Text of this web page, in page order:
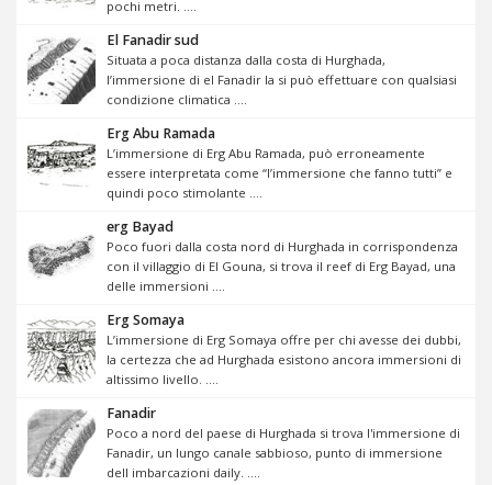
pochi metri. ....
El Fanadir sud
Situata a poca distanza dalla costa di Hurghada,
l’immersione di el Fanadir la si può effettuare con qualsiasi
condizione climatica ....
Erg Abu Ramada
L’immersione di Erg Abu Ramada, può erroneamente
essere interpretata come “l’immersione che fanno tutti” e
quindi poco stimolante ....
erg Bayad
Poco fuori dalla costa nord di Hurghada in corrispondenza
con il villaggio di El Gouna, si trova il reef di Erg Bayad, una
delle immersioni ....
Erg Somaya
L’immersione di Erg Somaya offre per chi avesse dei dubbi,
la certezza che ad Hurghada esistono ancora immersioni di
altissimo livello. ....
Fanadir
Poco a nord del paese di Hurghada si trova l'immersione di
Fanadir, un lungo canale sabbioso, punto di immersione
dell imbarcazioni daily. ....